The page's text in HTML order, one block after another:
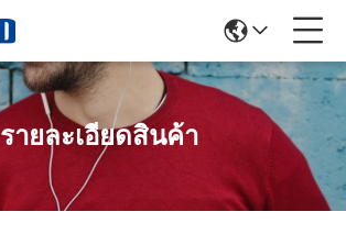
รายละเอียดสินค้า